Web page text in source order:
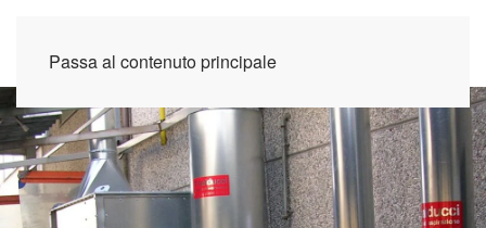
Passa al contenuto principale